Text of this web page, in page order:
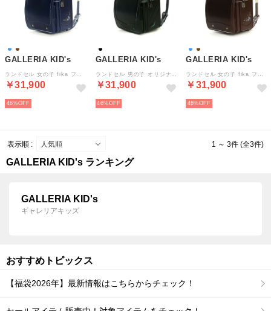
GALLERIA KID's
￥31,900
46%
GALLERIA KID's
￥31,900
46%
GALLERIA KID's
￥31,900
46%
表示順 : 1 ～ 3件 (全3件)
GALLERIA KID's ランキング
GALLERIA KID's
ギャレリアキッズ
おすすめトピックス
【福袋2026年】最新情報はこちらからチェック！